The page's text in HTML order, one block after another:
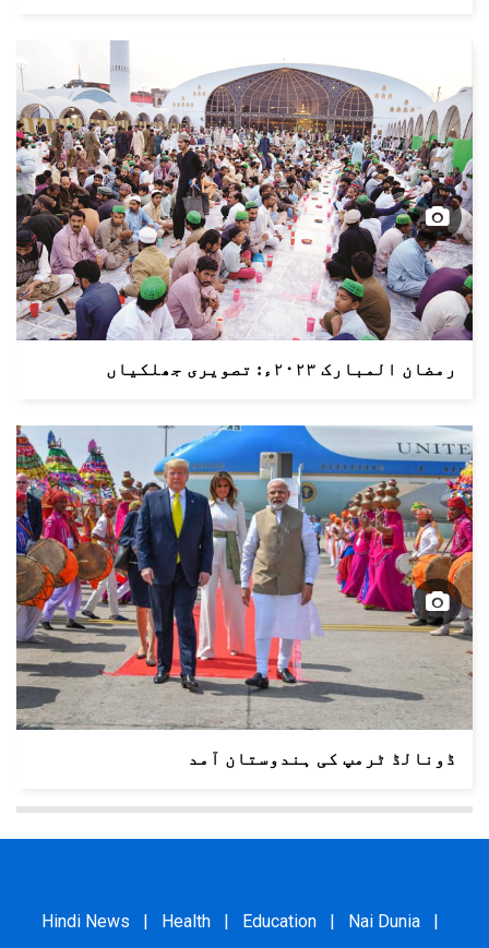
رمضان المبارک ۲۰۲۳ء: تصویری جھلکیاں
ڈونالڈ ٹرمپ کی ہندوستان آمد
Hindi News | Health | Education | Nai Dunia |